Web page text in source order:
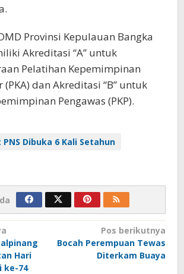
Provinsi Kepulauan Bangka
Akreditasi “A” untuk
Pelatihan Kepemimpinan
dan Akreditasi “B” untuk
Pengawas (PKP).
Dibuka 6 Kali Setahun
Hari
ke-74
Pos berikutnya
Bocah Perempuan Tewas
Diterkam Buaya